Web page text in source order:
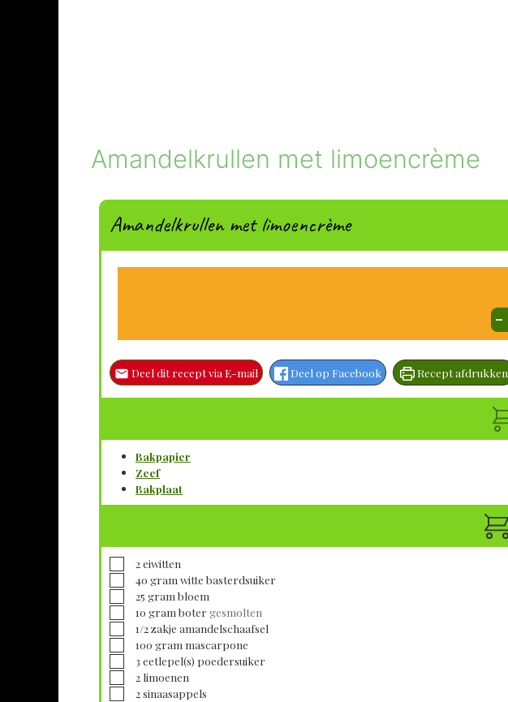
Amandelkrullen met limoencrème
Amandelkrullen met limoencrème
–
Deel dit recept via E-mail Deel op Facebook Recept afdrukken
Bakpapier
Zeef
Bakplaat
▢
2eiwitten
▢
40 gram witte basterdsuiker
▢
25 gram bloem
▢
10 gram boter gesmolten
▢1/2zakje amandelschaafsel
▢
100 gram mascarpone
▢
3 eetlepel(s) poedersuiker
▢
2 limoenen
▢
2sinaasappels